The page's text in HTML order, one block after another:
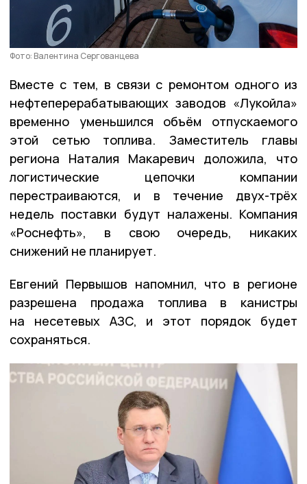
Фото: Валентина Сергованцева
Вместе с тем, в связи с ремонтом одного из
нефтеперерабатывающих заводов «Лукойла»
временно уменьшился объём отпускаемого
этой сетью топлива. Заместитель главы
региона Наталия Макаревич доложила, что
логистические цепочки компании
перестраиваются, и в течение двух-трёх
недель поставки будут налажены. Компания
«Роснефть», в свою очередь, никаких
снижений не планирует.
Евгений Первышов напомнил, что в регионе
разрешена продажа топлива в канистры
на несетевых АЗС, и этот порядок будет
сохраняться.